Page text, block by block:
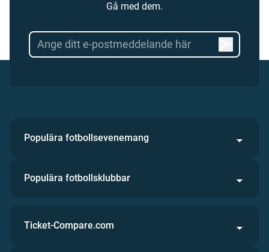
Gå med dem.
Populära fotbollsevenemang
Populära fotbollsklubbar
Ticket-Compare.com